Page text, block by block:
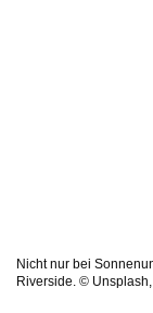
Nicht nur bei
Riverside. ©